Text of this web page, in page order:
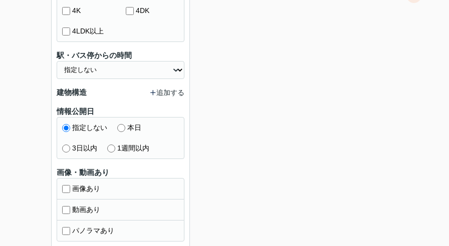
4K 4DK
4LDK以上
駅・バス停からの時間
建物構造 追加する
情報公開日
指定しない 本日
3日以内 1週間以内
画像・動画あり
画像あり
動画あり
パノラマあり